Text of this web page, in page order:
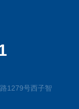
1279号西子智